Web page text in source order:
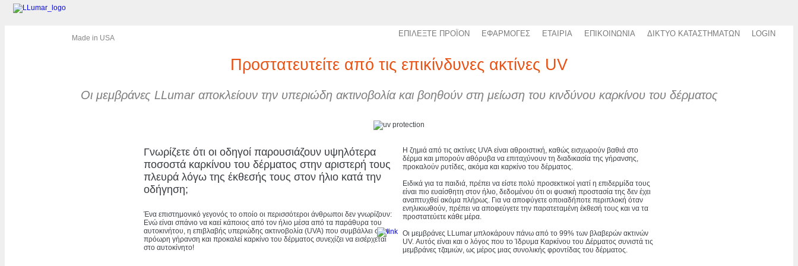
Made in USA ΕΠΙΛΕΞΤΕ ΠΡΟΪΟΝ ΕΦΑΡΜΟΓΕΣ ΕΤΑΙΡΙΑ ΕΠΙΚΟΙΝΩΝΙΑ ΔΙΚΤΥΟ ΚΑΤΑΣΤΗΜΑΤΩΝ LOGIN
Προστατευτείτε από τις επικίνδυνες ακτίνες UV
Οι μεμβράνες LLumar αποκλείουν την υπεριώδη ακτινοβολία και βοηθούν στη μείωση του κινδύνου καρκίνου του δέρματος
Γνωρίζετε ότι οι οδηγοί παρουσιάζουν υψηλότερα
ποσοστά καρκίνου του δέρματος στην αριστερή τους
πλευρά λόγω της έκθεσής τους στον ήλιο κατά την
οδήγηση;
Ένα επιστημονικό γεγονός το οποίο οι περισσότεροι άνθρωποι δεν γνωρίζουν:
Ενώ είναι σπάνιο να καεί κάποιος από τον ήλιο μέσα από τα παράθυρα του
αυτοκινήτου, η επιβλαβής υπεριώδης ακτινοβολία (UVA) που συμβάλλει στην
πρόωρη γήρανση και προκαλεί καρκίνο του δέρματος συνεχίζει να εισέρχεται
στο αυτοκίνητο!
Η ζημιά από τις ακτίνες UVA είναι αθροιστική, καθώς εισχωρούν βαθιά στο
δέρμα και μπορούν αθόρυβα να επιταχύνουν τη διαδικασία της γήρανσης,
προκαλούν ρυτίδες, ακόμα και καρκίνο του δέρματος.
Ειδικά για τα παιδιά, πρέπει να είστε πολύ προσεκτικοί γιατί η επιδερμίδα τους
είναι πιο ευαίσθητη στον ήλιο, δεδομένου ότι οι φυσική προστασία της δεν έχει
αναπτυχθεί ακόμα πλήρως. Για να αποφύγετε οποιαδήποτε περιπλοκή όταν
ενηλικιωθούν, πρέπει να αποφεύγετε την παρατεταμένη έκθεσή τους και να τα
προστατεύετε κάθε μέρα.
Οι μεμβράνες LLumar μπλοκάρουν πάνω από το 99% των βλαβερών ακτινών
UV. Αυτός είναι και ο λόγος που το Ίδρυμα Καρκίνου του Δέρματος συνιστά τις
μεμβράνες τζαμιών, ως μέρος μιας συνολικής φροντίδας του δέρματος.